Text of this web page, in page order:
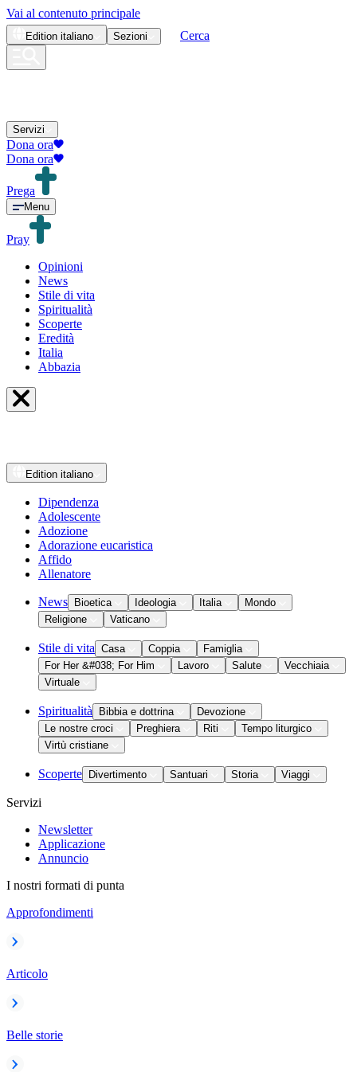
Vai al contenuto principale
Edition italiano Sezioni Cerca
Servizi
Dona ora
Dona ora
Prega
Menu
Pray
Opinioni
News
Stile di vita
Spiritualità
Scoperte
Eredità
Italia
Abbazia
Edition italiano
Dipendenza
Adolescente
Adozione
Adorazione eucaristica
Affido
Allenatore
News Bioetica Ideologia Italia
Mondo
Religione
Vaticano
Stile di vita Casa Coppia
Famiglia
For Her &#038; For Him
Lavoro Salute
Vecchiaia
Virtuale
Spiritualità Bibbia e dottrina
Devozione
Le nostre croci
Preghiera Riti
Tempo liturgico
Virtù cristiane
Scoperte Divertimento Santuari Storia Viaggi
Servizi
Newsletter
Applicazione
Annuncio
I nostri formati di punta
Approfondimenti
Articolo
Belle storie